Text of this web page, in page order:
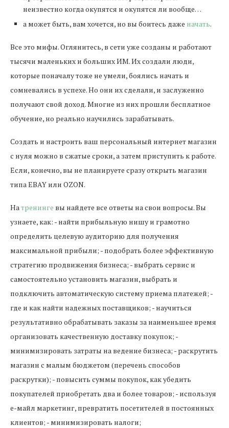
неизвестно когда окупятся и окупятся ли вообще…
а может быть, вам хочется, но вы боитесь даже начать.
Все это мифы. Оглянитесь, в сети уже созданы и работают
тысячи маленьких и больших ИМ. Их создали люди,
которые поначалу тоже не умели, боялись начать и
сомневались в успехе. Но они их сделали, и заслуженно
получают свой доход. Многие из них прошли бесплатное
обучение, но реально научились зарабатывать.
Создать и настроить ваш персональный интернет магазин
с нуля можно в сжатые сроки, а затем приступить к работе.
Если, конечно, вы не планируете сразу открыть магазин
типа EBAY или OZON.
Натренинге вы найдете все ответы на свои вопросы. Вы
узнаете, как: - найти прибыльную нишу и грамотно
определить целевую аудиторию для получения
максимальной прибыли; - подобрать более эффективную
стратегию продвижения бизнеса; - выбрать сервис и
самостоятельно установить магазин, выбрать и
подключить автоматическую систему приема платежей; -
где и как найти надежных поставщиков; - научиться
результативно обрабатывать заказы за наименьшее время
организовать качественную доставку покупок; -
минимизировать затраты на ведение бизнеса; - раскрутить
магазин с малым бюджетом (перечень способов
раскрутки); - повысить суммы покупок, как убедить
покупателей приобретать два и более товаров; - используя
е-майл маркетинг, превратить посетителей в постоянных
клиентов; - минимизировать налоги;